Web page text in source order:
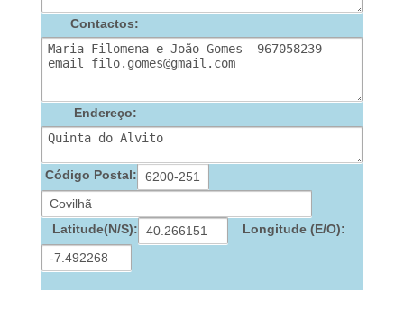
Contactos:
Endereço:
Código Postal:
Latitude(N/S): Longitude (E/O):